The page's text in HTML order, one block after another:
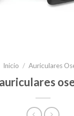
Inicio / Auriculares
auriculares